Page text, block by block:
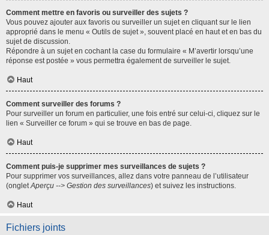
Comment mettre en favoris ou surveiller des sujets ?
Vous pouvez ajouter aux favoris ou surveiller un sujet en cliquant sur le lien
approprié dans le menu « Outils de sujet », souvent placé en haut et en bas du
sujet de discussion.
Répondre à un sujet en cochant la case du formulaire « M’avertir lorsqu’une
réponse est postée » vous permettra également de surveiller le sujet.
Haut
Comment surveiller des forums ?
Pour surveiller un forum en particulier, une fois entré sur celui-ci, cliquez sur le
lien « Surveiller ce forum » qui se trouve en bas de page.
Haut
Comment puis-je supprimer mes surveillances de sujets ?
Pour supprimer vos surveillances, allez dans votre panneau de l’utilisateur
(ongletAperçu --> Gestion des surveillances) et suivez les instructions.
Haut
Fichiers joints